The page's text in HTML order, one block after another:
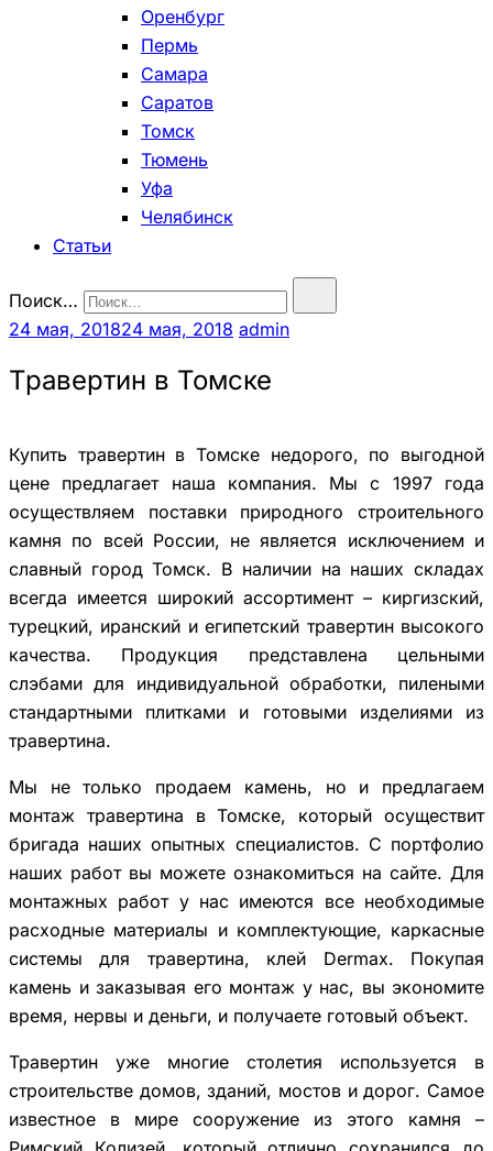
Оренбург
Пермь
Самара
Саратов
Томск
Тюмень
Уфа
Челябинск
Статьи
Поиск…
24 мая, 201824 мая, 2018 admin
Травертин в Томске
Купить травертин в Томске недорого, по выгодной
цене предлагает наша компания. Мы с 1997 года
осуществляем поставки природного строительного
камня по всей России, не является исключением и
славный город Томск. В наличии на наших складах
всегда имеется широкий ассортимент – киргизский,
турецкий, иранский и египетский травертин высокого
качества. Продукция представлена цельными
слэбами для индивидуальной обработки, пилеными
стандартными плитками и готовыми изделиями из
травертина.
Мы не только продаем камень, но и предлагаем
монтаж травертина в Томске, который осуществит
бригада наших опытных специалистов. С портфолио
наших работ вы можете ознакомиться на сайте. Для
монтажных работ у нас имеются все необходимые
расходные материалы и комплектующие, каркасные
системы для травертина, клей Dermax. Покупая
камень и заказывая его монтаж у нас, вы экономите
время, нервы и деньги, и получаете готовый объект.
Травертин уже многие столетия используется в
строительстве домов, зданий, мостов и дорог. Самое
известное в мире сооружение из этого камня –